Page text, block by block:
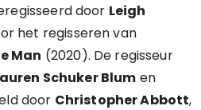
door Leigh
het regisseren van
Man (2020). De regisseur
Schuker Blum en
door Christopher Abbott,